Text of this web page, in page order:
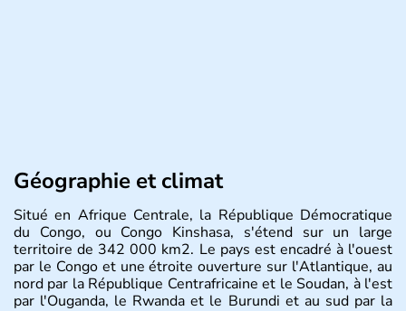
Géographie et climat
Situé en Afrique Centrale, la République Démocratique
du Congo, ou Congo Kinshasa, s'étend sur un large
territoire de 342 000 km2. Le pays est encadré à l'ouest
par le Congo et une étroite ouverture sur l'Atlantique, au
nord par la République Centrafricaine et le Soudan, à l'est
par l'Ouganda, le Rwanda et le Burundi et au sud par la